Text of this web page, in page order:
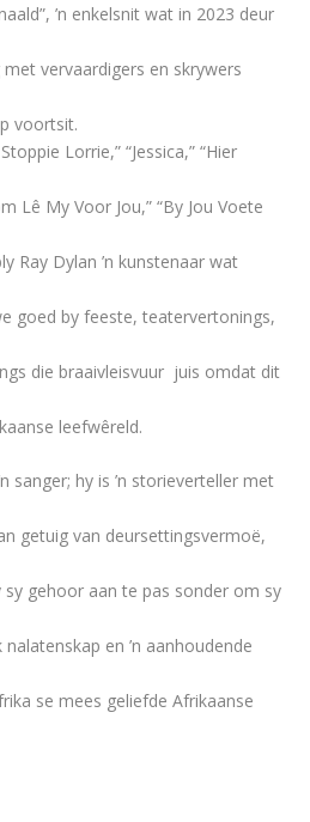
’n enkelsnit wat in 2023 deur
vervaardigers en skrywers
voortsit.
Lorrie,” “Jessica,” “Hier
Lê My Voor Jou,” “By Jou Voete
Ray Dylan ’n kunstenaar wat
goed by feeste, teatervertonings,
die braaivleisvuur juis omdat dit
leefwêreld.
sanger; hy is ’n storieverteller met
getuig van deursettingsvermoë,
gehoor aan te pas sonder om sy
en ’n aanhoudende
se mees geliefde Afrikaanse